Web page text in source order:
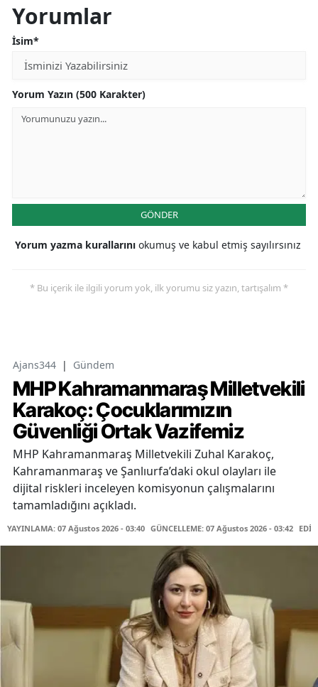
Yorumlar
İsim*
Yorum Yazın (500 Karakter)
GÖNDER
Yorum yazma kurallarını okumuş ve kabul etmiş sayılırsınız
* Bu içerik ile ilgili yorum yok, ilk yorumu siz yazın, tartışalım *
Ajans344 | Gündem
MHP Kahramanmaraş Milletvekili
Karakoç: Çocuklarımızın
Güvenliği Ortak Vazifemiz
MHP Kahramanmaraş Milletvekili Zuhal Karakoç,
Kahramanmaraş ve Şanlıurfa’daki okul olayları ile
dijital riskleri inceleyen komisyonun çalışmalarını
tamamladığını açıkladı.
YAYINLAMA: 07 Ağustos 2026 - 03:40 GÜNCELLEME: 07 Ağustos 2026 - 03:42